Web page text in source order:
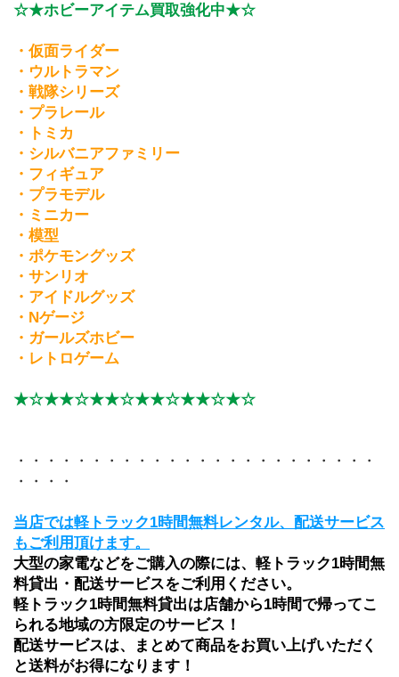
☆★ホビーアイテム買取強化中★☆
・仮面ライダー
・ウルトラマン
・戦隊シリーズ
・プラレール
・トミカ
・シルバニアファミリー
・フィギュア
・プラモデル
・ミニカー
・模型
・ポケモングッズ
・サンリオ
・アイドルグッズ
・Nゲージ
・ガールズホビー
・レトロゲーム
★☆★★☆★★☆★★☆★★☆★☆
・・・・・・・・・・・・・・・・・・・・・・・・
・・・・
当店では軽トラック1時間無料レンタル、配送サービス
もご利用頂けます。
大型の家電などをご購入の際には、軽トラック1時間無
料貸出・配送サービスをご利用ください。
軽トラック1時間無料貸出は店舗から1時間で帰ってこ
られる地域の方限定のサービス！
配送サービスは、まとめて商品をお買い上げいただく
と送料がお得になります！